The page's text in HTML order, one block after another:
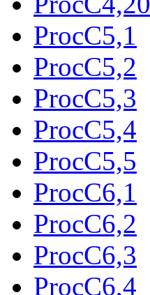
ProcC5,1
ProcC5,2
ProcC5,3
ProcC5,4
ProcC5,5
ProcC6,1
ProcC6,2
ProcC6,3
ProcC6,4